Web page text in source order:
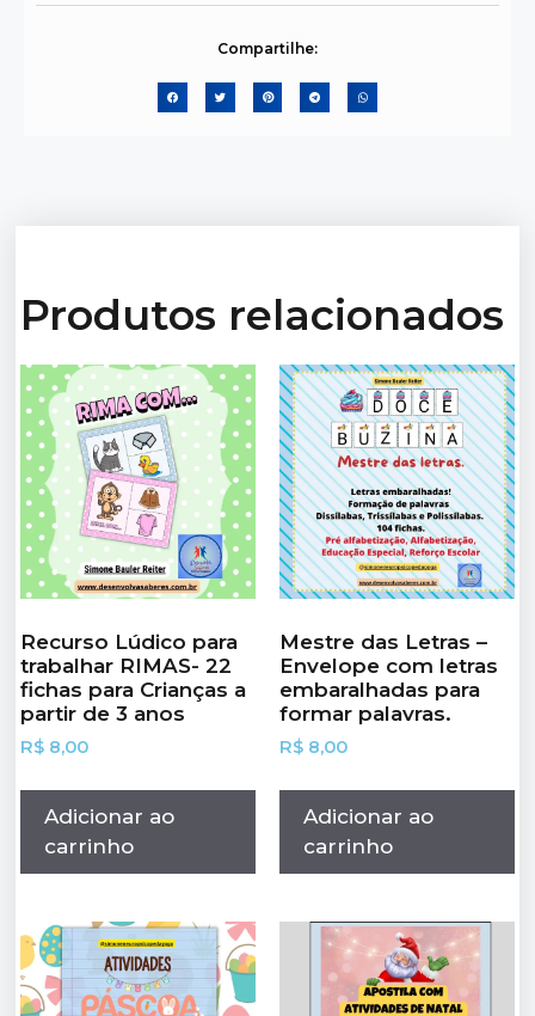
Compartilhe:
Produtos relacionados
Recurso Lúdico para
trabalhar RIMAS- 22
fichas para Crianças a
partir de 3 anos
R$ 8,00
Adicionar ao
carrinho
Mestre das Letras –
Envelope com letras
embaralhadas para
formar palavras.
R$ 8,00
Adicionar ao
carrinho